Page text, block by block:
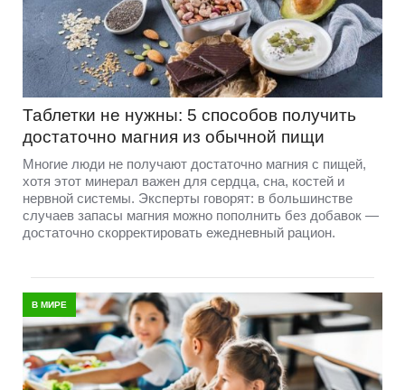
Таблетки не нужны: 5 способов получить
достаточно магния из обычной пищи
Многие люди не получают достаточно магния с пищей,
хотя этот минерал важен для сердца, сна, костей и
нервной системы. Эксперты говорят: в большинстве
случаев запасы магния можно пополнить без добавок —
достаточно скорректировать ежедневный рацион.
В МИРЕ